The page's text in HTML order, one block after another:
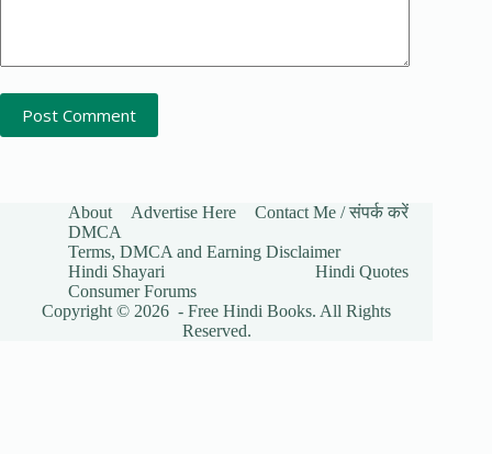
Post Comment
About Advertise Here
Contact Me / संपर्क करें
DMCA
Terms, DMCA and Earning Disclaimer
Hindi Shayari
Hindi Quotes
Consumer Forums
Copyright © 2026 - Free Hindi Books. All Rights
Reserved.